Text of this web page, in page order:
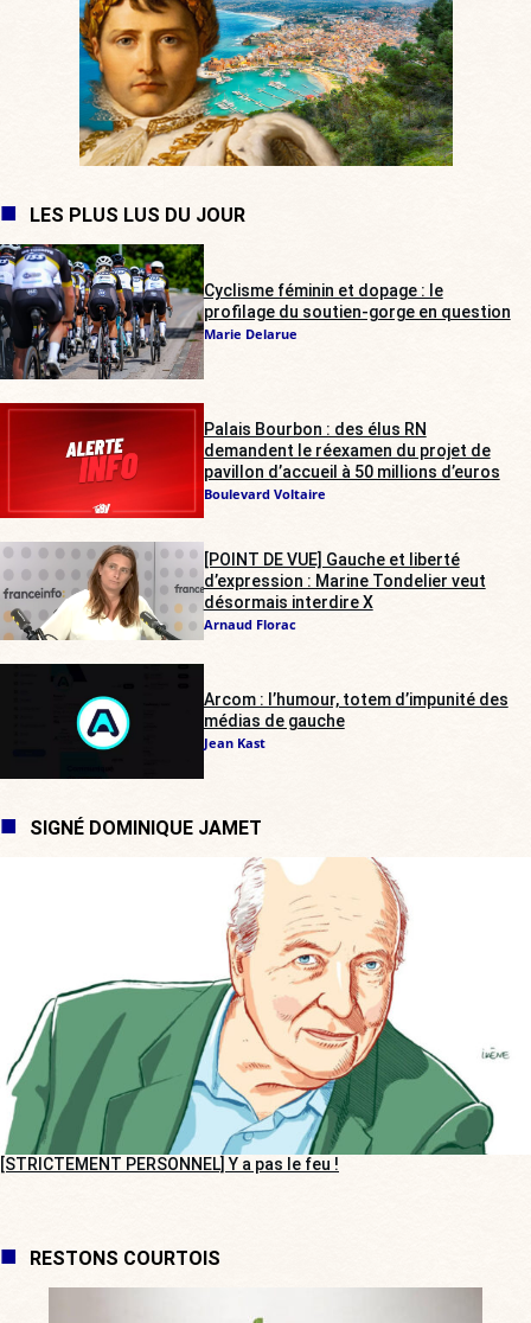
LES PLUS LUS DU JOUR
Cyclisme féminin et dopage : le
profilage du soutien-gorge en question
Marie Delarue
Palais Bourbon : des élus RN
demandent le réexamen du projet de
pavillon d’accueil à 50 millions d’euros
Boulevard Voltaire
[POINT DE VUE] Gauche et liberté
d’expression : Marine Tondelier veut
désormais interdire X
Arnaud Florac
Arcom : l’humour, totem d’impunité des
médias de gauche
Jean Kast
SIGNÉ DOMINIQUE JAMET
[STRICTEMENT PERSONNEL] Y a pas le feu !
RESTONS COURTOIS